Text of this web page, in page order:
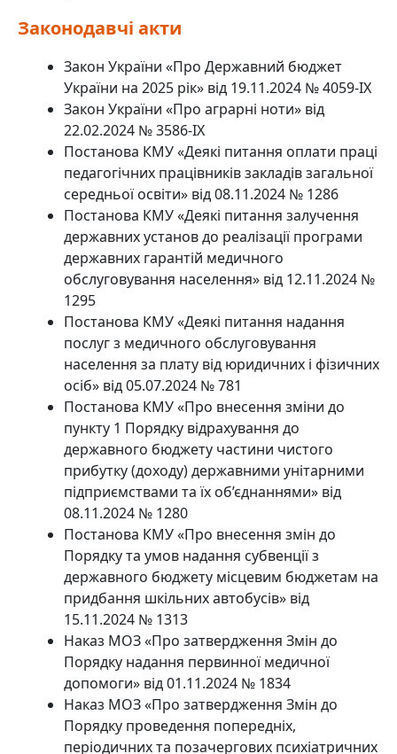
Законодавчі акти
Закон України «Про Державний бюджет
України на 2025 рік» від 19.11.2024 № 4059-IX
Закон України «Про аграрні ноти» від
22.02.2024 № 3586-IX
Постанова КМУ «Деякі питання оплати праці
педагогічних працівників закладів загальної
середньої освіти» від 08.11.2024 № 1286
Постанова КМУ «Деякі питання залучення
державних установ до реалізації програми
державних гарантій медичного
обслуговування населення» від 12.11.2024 №
1295
Постанова КМУ «Деякі питання надання
послуг з медичного обслуговування
населення за плату від юридичних і фізичних
осіб» від 05.07.2024 № 781
Постанова КМУ «Про внесення зміни до
пункту 1 Порядку відрахування до
державного бюджету частини чистого
прибутку (доходу) державними унітарними
підприємствами та їх об’єднаннями» від
08.11.2024 № 1280
Постанова КМУ «Про внесення змін до
Порядку та умов надання субвенції з
державного бюджету місцевим бюджетам на
придбання шкільних автобусів» від
15.11.2024 № 1313
Наказ МОЗ «Про затвердження Змін до
Порядку надання первинної медичної
допомоги» від 01.11.2024 № 1834
Наказ МОЗ «Про затвердження Змін до
Порядку проведення попередніх,
періодичних та позачергових психіатричних